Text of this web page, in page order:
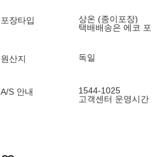
포장타입
상온 (종이포장)
택배배송은 에코
원산지 독일
A/S 안내
1544-1025
고객센터 운영시